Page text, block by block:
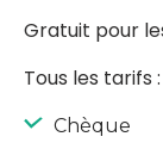
Gratuit pour
Tous les
Chèque